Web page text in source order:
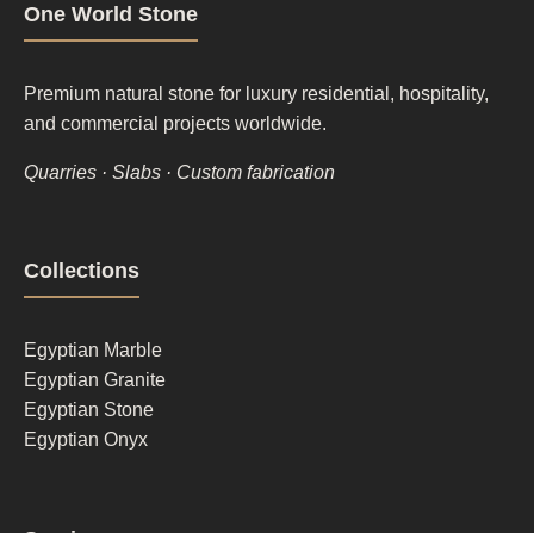
One World Stone
Premium natural stone for luxury residential, hospitality,
and commercial projects worldwide.
Quarries · Slabs · Custom fabrication
Footer
column
1
Collections
Egyptian Marble
Egyptian Granite
Egyptian Stone
Egyptian Onyx